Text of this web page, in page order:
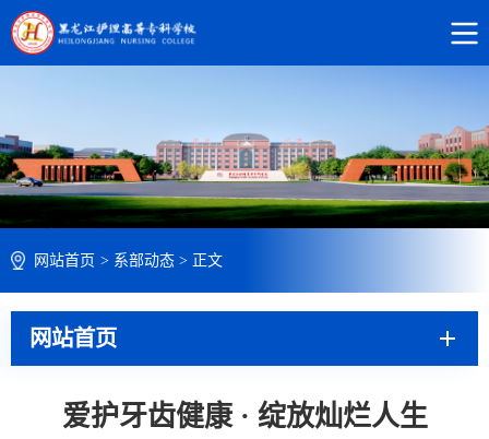
网站首页 > 系部动态 > 正文
网站首页
爱护牙齿健康 · 绽放灿烂人生